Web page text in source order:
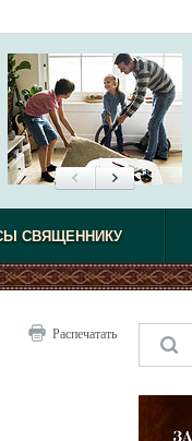
СВЯЩЕННИКУ
Распечатать